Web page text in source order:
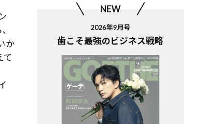
か
て
NEW
2026年9月号
歯こそ最強のビジネス戦略